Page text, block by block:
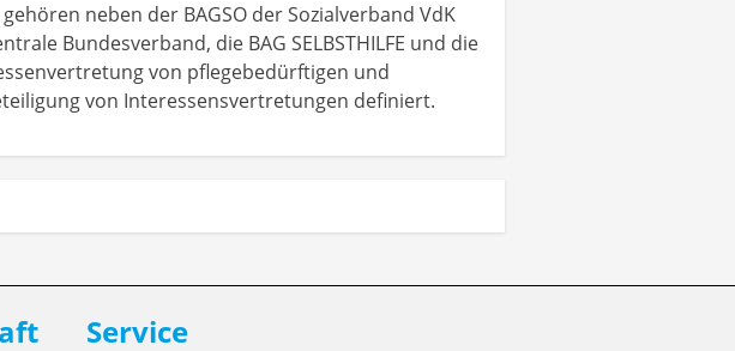
neben der BAGSO der Sozialverband VdK
Bundesverband, die BAG SELBSTHILFE und die
von pflegebedürftigen und
von Interessensvertretungen definiert.
Service